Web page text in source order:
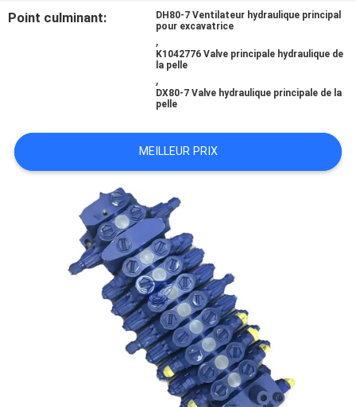
TOUS
LES
DEMANDE
DE
SOUMISSION
Point culminant:
DH80-7 Ventilateur hydraulique principal
pour excavatrice
,
K1042776 Valve principale hydraulique de
la pelle
,
DX80-7 Valve hydraulique principale de la
pelle
MEILLEUR PRIX